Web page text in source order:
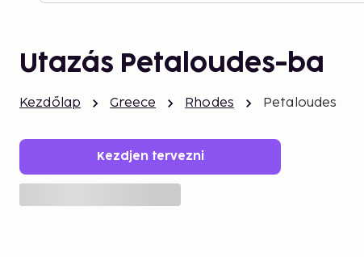
Utazás Petaloudes-ba
Kezdőlap Greece Rhodes Petaloudes
Kezdjen tervezni